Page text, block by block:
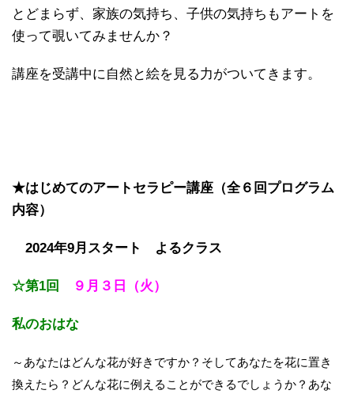
とどまらず、家族の気持ち、子供の気持ちもアートを
使って覗いてみませんか？
講座を受講中に自然と絵を見る力がついてきます。
★はじめてのアートセラピー講座 （全６回プログラム
内容）
2024年9月スタート よるクラス
☆第1回 ９月３日（火）
私のおはな
～あなたはどんな花が好きですか？そしてあなたを花に置き
換えたら？どんな花に例えることができるでしょうか？あな